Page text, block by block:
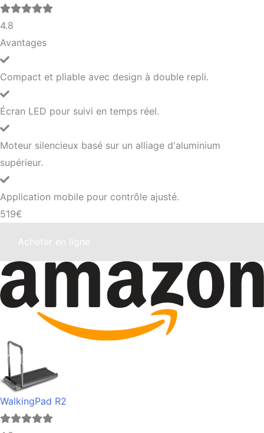
4.8
Avantages
Compact et pliable avec design à double repli.
Écran LED pour suivi en temps réel.
Moteur silencieux basé sur un alliage d'aluminium
supérieur.
Application mobile pour contrôle ajusté.
519€
Acheter en ligne
WalkingPad R2